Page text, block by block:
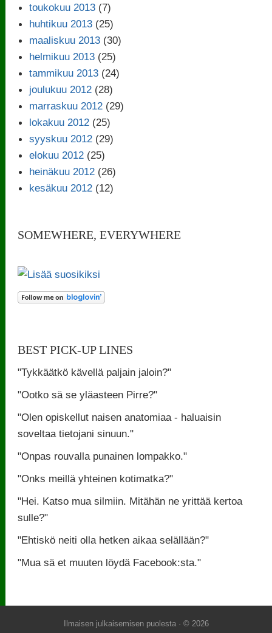
toukokuu 2013 (7)
huhtikuu 2013 (25)
maaliskuu 2013 (30)
helmikuu 2013 (25)
tammikuu 2013 (24)
joulukuu 2012 (28)
marraskuu 2012 (29)
lokakuu 2012 (25)
syyskuu 2012 (29)
elokuu 2012 (25)
heinäkuu 2012 (26)
kesäkuu 2012 (12)
SOMEWHERE, EVERYWHERE
BEST PICK-UP LINES
"Tykkäätkö kävellä paljain jaloin?"
"Ootko sä se yläasteen Pirre?"
"Olen opiskellut naisen anatomiaa - haluaisin
soveltaa tietojani sinuun."
"Onpas rouvalla punainen lompakko."
"Onks meillä yhteinen kotimatka?"
"Hei. Katso mua silmiin. Mitähän ne yrittää kertoa
sulle?"
"Ehtiskö neiti olla hetken aikaa selällään?"
"Mua sä et muuten löydä Facebook:sta."
Ilmaisen julkaisemisen puolesta · © 2026